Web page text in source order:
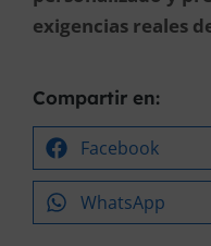
exigencias reales
Compartir en:
Facebook
WhatsApp